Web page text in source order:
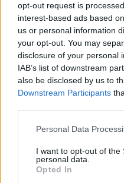
opt-out request is
interest-based ads based
us or personal information
your opt-out. You may
disclosure of your personal
IAB’s list of downstream
also be disclosed by us to
Downstream Participants
Please note that this
not limited to your visit or
grant or deny consent to
use your data for below
Personal Data
I want to opt-out of the
personal data.
Opted In
A spanyol kormány
mesterséges
törvényjavaslatot
buen uso y la
artificial), amelynek
intelligencia
alkalmazásához…
átnyúló
alkalmazásáról
poklaszlo•2025. december 22.